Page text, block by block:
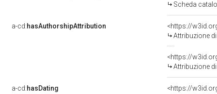
Scheda
a-cd:hasAuthorshipAttribution
Attribuzione
Attribuzione
a-cd:hasDating
<https://